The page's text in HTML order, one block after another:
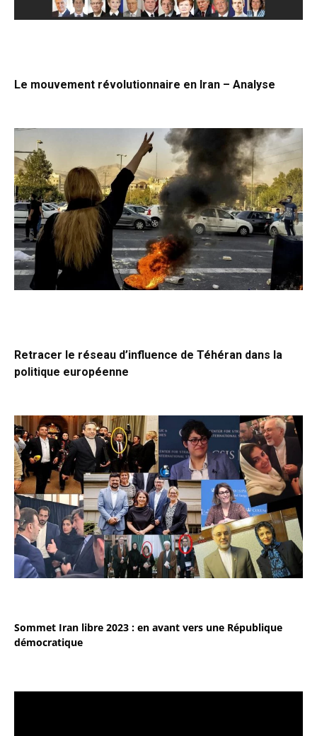
Le mouvement révolutionnaire en Iran – Analyse
Retracer le réseau d’influence de Téhéran dans la
politique européenne
Sommet Iran libre 2023 : en avant vers une République
démocratique